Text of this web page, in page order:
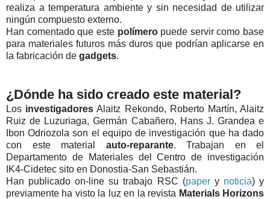
realiza a temperatura ambiente y sin necesidad de utilizar
ningún compuesto externo.
Han comentado que este polímeropuede servir como base
para materiales futuros más duros que podrían aplicarse en
la fabricación de gadgets.
¿Dónde ha sido creado este material?
Los investigadores Alaitz Rekondo, Roberto Martín, Alaitz
Ruiz de Luzuriaga, Germán Cabañero, Hans J. Grandea e
Ibon Odriozola son el equipo de investigación que ha dado
con este material auto-reparante. Trabajan en el
Departamento de Materiales del Centro de investigación
IK4-Cidetec sito en Donostia-San Sebastián.
Han publicado on-line su trabajo RSC (papery noticia) y
previamente ha visto la luz en la revista Materials Horizons